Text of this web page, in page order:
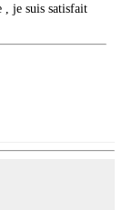
, je suis satisfait